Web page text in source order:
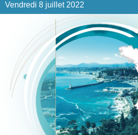
Vendredi 8 juillet 2022